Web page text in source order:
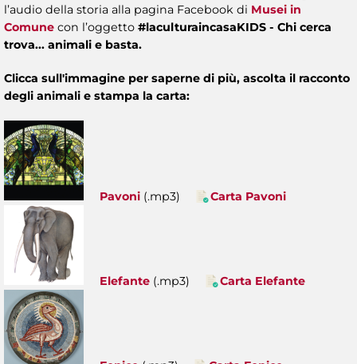
l’audio della storia alla pagina Facebook di Musei in
Comune con l’oggetto #laculturaincasaKIDS - Chi cerca
trova... animali e basta.
Clicca sull'immagine per saperne di più, ascolta il racconto
degli animali e stampa la carta:
Pavoni (.mp3) Carta Pavoni
Elefante (.mp3) Carta Elefante